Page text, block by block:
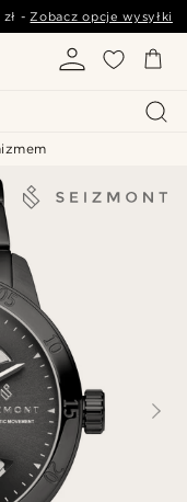
-Zobacz opcje wysyłki